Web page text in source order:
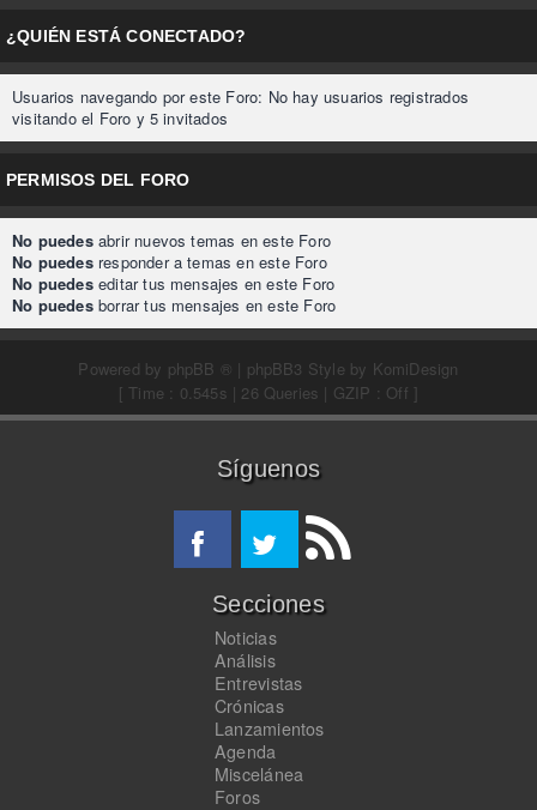
¿QUIÉN ESTÁ CONECTADO?
Usuarios navegando por este Foro: No hay usuarios registrados
visitando el Foro y 5 invitados
PERMISOS DEL FORO
No puedesabrir nuevos temas en este Foro
No puedesresponder a temas en este Foro
No puedeseditar tus mensajes en este Foro
No puedesborrar tus mensajes en este Foro
Powered by phpBB ® | phpBB3 Style by KomiDesign
[ Time : 0.545s | 26 Queries | GZIP : Off ]
Síguenos
Secciones
Noticias
Análisis
Entrevistas
Crónicas
Lanzamientos
Agenda
Miscelánea
Foros